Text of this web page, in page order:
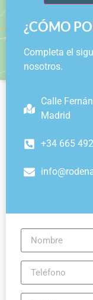
¿CÓMO
Completa el
nosotros.
Calle
Madrid
+34 665